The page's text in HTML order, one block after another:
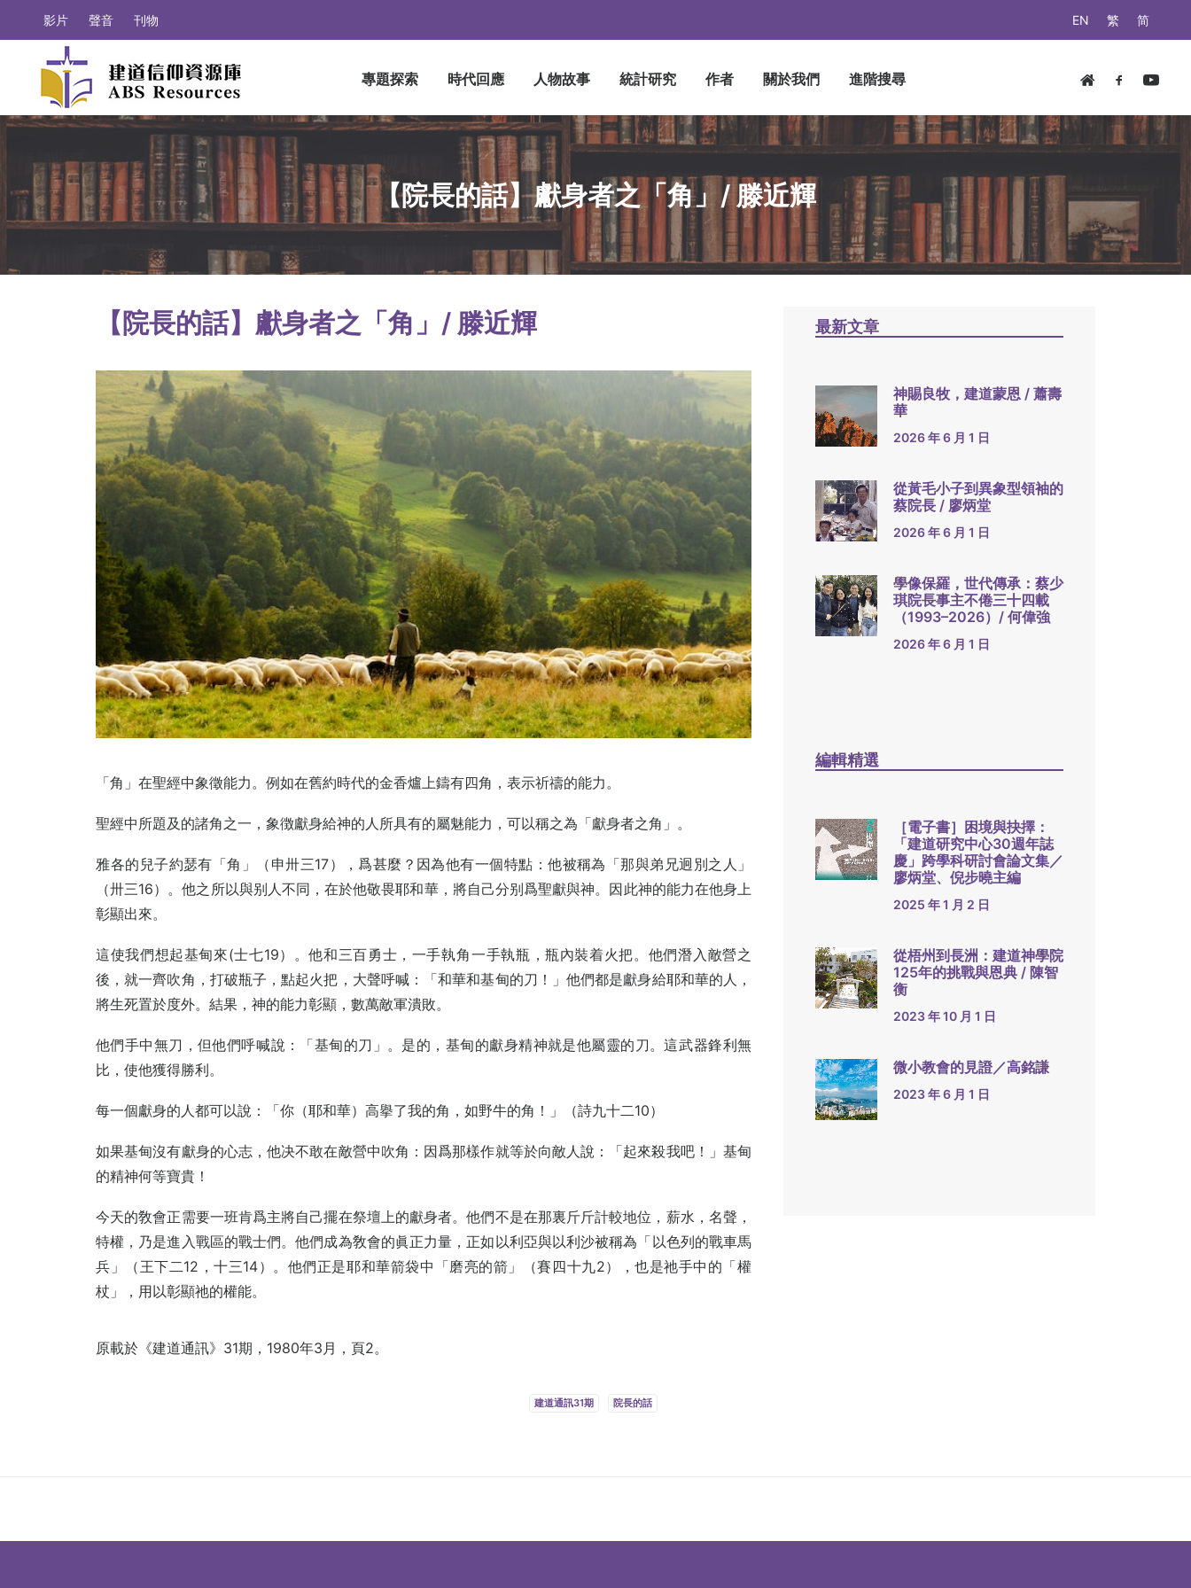
EN 繁 简
影片 聲音 刊物
專題探索 時代回應 人物故事 統計研究 作者 關於我們 進階搜尋
【院長的話】獻身者之「角」/ 滕近輝
【院長的話】獻身者之「角」/ 滕近輝
「角」在聖經中象徵能力。‌例如在舊約時代的金香爐上鑄有‌四角，表示祈禱的能力。
‌聖經中所題及的諸角之一，‌象徴獻身給神的人所具有的屬魅‌能力，可以稱之為「獻身者之‌角」。
‌雅各的兒子約瑟有「角」（‌申卅三17），爲甚麼？因為他有‌一個特點：他被稱為「那與弟兄‌迥別之人」
（卅三16）。他之所‌以與别人不同，在於他敬畏耶和‌華，將自己分别爲聖獻與神。因‌此神的能力在他身上
彰顯出來。‌
這使我們想起基甸來(士七‌19）。他和三百勇士，一手執角‌一手執瓶，瓶內裝着火把。他們‌潛入敵營之
後，就一齊吹角，打‌破瓶子，點起火把，大聲呼喊：‌「和華和基甸的刀！」他們都‌是獻身給耶和華的人，
將生死置‌於度外。結果，神的能力彰顯，數萬敵軍潰敗。
他們手中無刀，但他們呼喊‌說：「基甸的刀」。是的，基甸‌的獻身精神就是他屬靈的刀。這‌武器鋒利無
比，使他獲得勝利。
‌每一個獻身的人都可以說：‌「你（耶和華）高擧了我的角，‌如野牛的角！」（詩九十二10）
‌如果基甸沒有獻身的心志，‌他决不敢在敵營中吹角：因爲那‌樣作就等於向敵人說：「起來殺‌我吧！」基甸
的精神何等寶貴！‌
今天的敎會正需要一班肯爲‌主將自己擺在祭壇上的獻身者。‌他們不是在那裏斤斤計較地位，‌薪水，名聲，
特權，乃是進入戰‌區的戰士們。他們成為敎會的眞‌正力量，正如以利亞與以利沙被‌稱為「以色列的戰車馬
兵」（王下二12，十三14）。他們正是耶‌和華箭袋中「磨亮的箭」（賽四‌十九2），也是祂手中的「權
杖‌」，用以彰顯祂的‌權能。
原載於《建道通訊》31期，1980年3月，頁2。
最新文章
神賜良牧，建道蒙恩 / 蕭壽
華
2026 年 6 月 1 日
從黃毛小子到異象型領袖的
蔡院長 / 廖炳堂
2026 年 6 月 1 日
學像保羅，世代傳承：蔡少
琪院長事主不倦三十四載
（1993–2026）/ 何偉強
2026 年 6 月 1 日
編輯精選
［電子書］困境與抉擇：
「建道研究中心30週年誌
慶」跨學科研討會論文集／
廖炳堂、倪步曉主編
2025 年 1 月 2 日
從梧州到長洲：建道神學院
125年的挑戰與恩典 / 陳智
衡
2023 年 10 月 1 日
微小教會的見證／高銘謙
2023 年 6 月 1 日
建道通訊31期 院長的話